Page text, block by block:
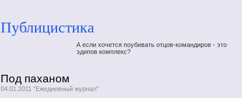
Публицистика
А если хочется поубивать отцов-командиров - это
эдипов комплекс?
Под паханом
04.01.2011 "Ежедневный журнал"